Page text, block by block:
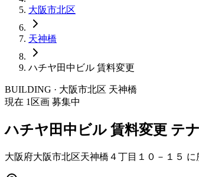
大阪市北区
天神橋
ハチヤ田中ビル 賃料変更
BUILDING · 大阪市北区 天神橋
現在 1 区画 募集中
ハチヤ田中ビル 賃料変更 テ
大阪府大阪市北区天神橋４丁目１０－１５ に